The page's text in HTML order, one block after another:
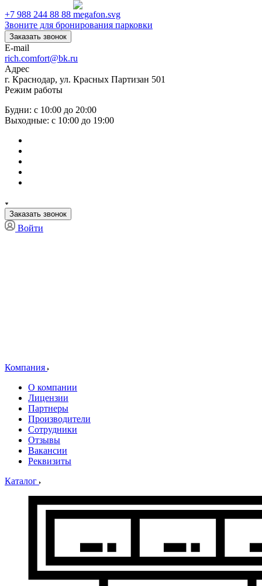
+7 988 244 88 88
Звоните для бронирования парковки
Заказать звонок
E-mail
rich.comfort@bk.ru
Адрес
г. Краснодар, ул. Красных Партизан 501
Режим работы
Будни: с 10:00 до 20:00
Выходные: с 10:00 до 19:00
Заказать звонок
Войти
Компания
О компании
Лицензии
Партнеры
Производители
Сотрудники
Отзывы
Вакансии
Реквизиты
Каталог